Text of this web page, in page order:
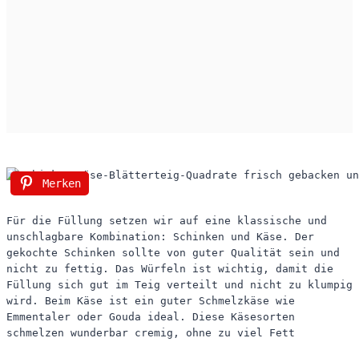
Merken
Für die Füllung setzen wir auf eine klassische und
unschlagbare Kombination: Schinken und Käse. Der
gekochte Schinken sollte von guter Qualität sein und
nicht zu fettig. Das Würfeln ist wichtig, damit die
Füllung sich gut im Teig verteilt und nicht zu klumpig
wird. Beim Käse ist ein guter Schmelzkäse wie
Emmentaler oder Gouda ideal. Diese Käsesorten
schmelzen wunderbar cremig, ohne zu viel Fett